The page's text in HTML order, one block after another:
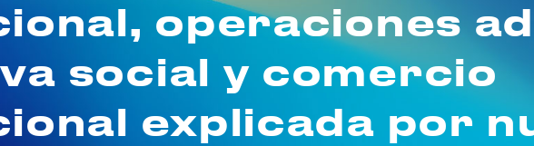
operaciones
social y comercio
explicada por